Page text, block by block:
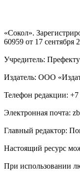
«Сокол».
60959 от 17 сентября
Учредитель:
Издатель: ООО
Телефон редакции:
Электронная почта:
Главный редактор:
Настоящий ресурс
При использовании